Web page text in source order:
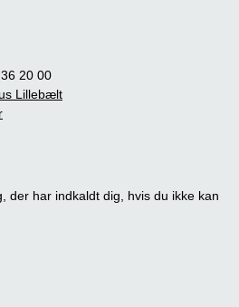
20 00
Lillebælt
der har indkaldt dig, hvis du ikke kan